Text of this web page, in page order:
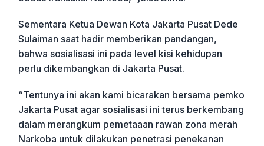
Sementara Ketua Dewan Kota Jakarta Pusat Dede
Sulaiman saat hadir memberikan pandangan,
bahwa sosialisasi ini pada level kisi kehidupan
perlu dikembangkan di Jakarta Pusat.
“Tentunya ini akan kami bicarakan bersama pemko
Jakarta Pusat agar sosialisasi ini terus berkembang
dalam merangkum pemetaaan rawan zona merah
Narkoba untuk dilakukan penetrasi penekanan